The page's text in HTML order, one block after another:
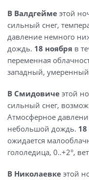
В Валдгейме этой
сильный снег,
давление немного
дождь. 18 ноября в
переменная
западный,
В Смидовиче этой
сильный снег,
Атмосферное
небольшой дождь.
ожидается
гололедица, 0..+2°,
В Николаевке этой